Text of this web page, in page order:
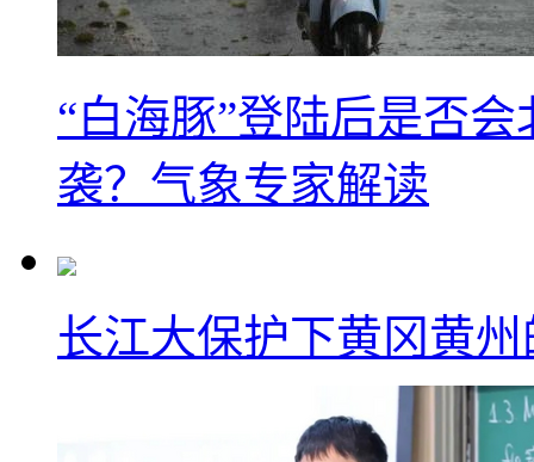
“白海豚”登陆后是否
袭？气象专家解读
长江大保护下黄冈黄